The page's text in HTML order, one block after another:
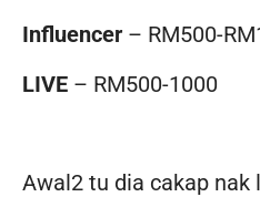
Influencer – RM500-
LIVE – RM500-1000
Awal2 tu dia cakap